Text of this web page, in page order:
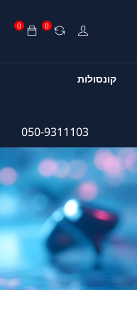
0 0
קונסולות
050-9311103